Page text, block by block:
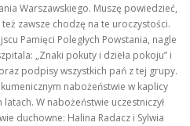
Warszawskiego. Muszę powiedzieć,
zawsze chodzę na te uroczystości.
Pamięci Poległych Powstania, nagle
„Znaki pokuty i dzieła pokoju” i
podpisy wszystkich pań z tej grupy.
nabożeństwie w kaplicy
W nabożeństwie uczestniczył
duchowne: Halina Radacz i Sylwia